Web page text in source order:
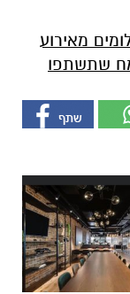
מאירוע
שתשתפו